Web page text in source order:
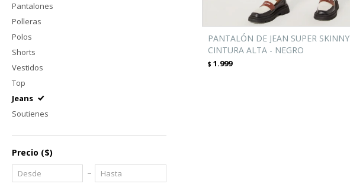
PANTALÓN DE JEAN SUPER SKINNY
CINTURA ALTA - NEGRO
$ 1.999
Pantalones
Polleras
Polos
Shorts
Vestidos
Top
Jeans
Soutienes
Precio ($)